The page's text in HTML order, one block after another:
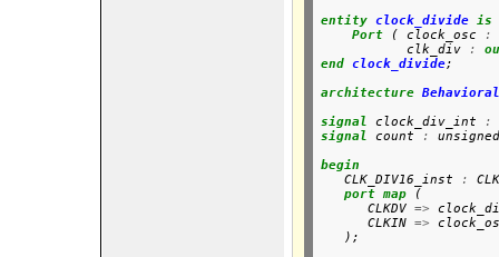
entity clock_divide
is
Port ( clock_osc
:
           clk_div
:
end clock_divide;
architecture Behavioral
signal
clock_div_int
:
signal
count :
begin
CLK_DIV16_inst
:
port map (
      CLKDV
=>
      CLKIN
=>